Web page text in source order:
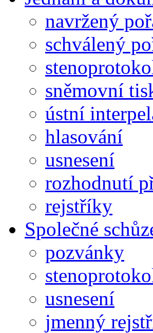
navržený
schválený
sněmovní
ústní
hlasování
usnesení
rozhodnutí
rejstříky
Společné
pozvánky
usnesení
jmenný